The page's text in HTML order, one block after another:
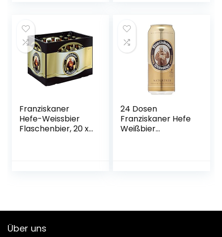
Franziskaner
Hefe-Weissbier
Flaschenbier, 20 x
24 Dosen
Franziskaner Hefe
Weißbier
Über uns